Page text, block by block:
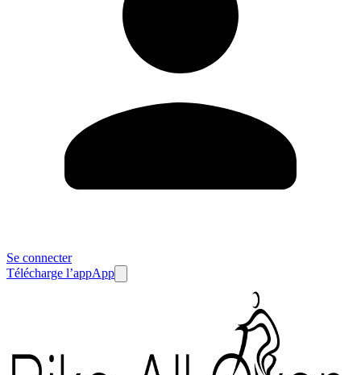
Se connecter
Télécharge l’appApp